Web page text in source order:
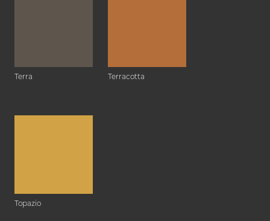
Terra Terracotta
Topazio